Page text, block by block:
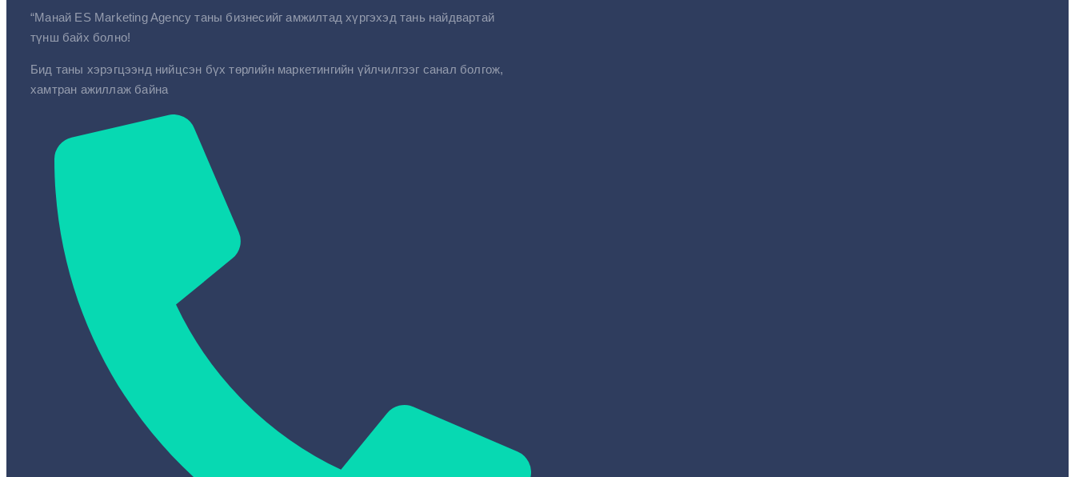
“Манай ES Marketing Agency таны бизнесийг амжилтад хүргэхэд тань найдвартай
түнш байх болно!
Бид таны хэрэгцээнд нийцсэн бүх төрлийн маркетингийн үйлчилгээг санал болгож,
хамтран ажиллаж байна